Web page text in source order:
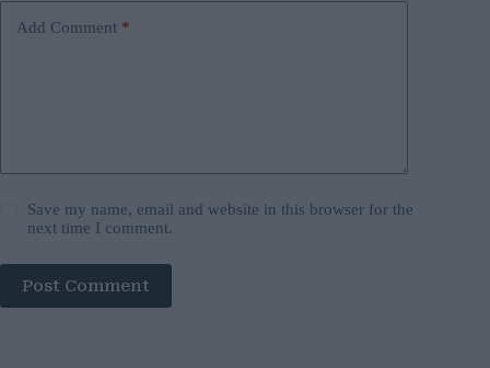
Add Comment *
Save my name, email and website in this browser for the
next time I comment.
Post Comment